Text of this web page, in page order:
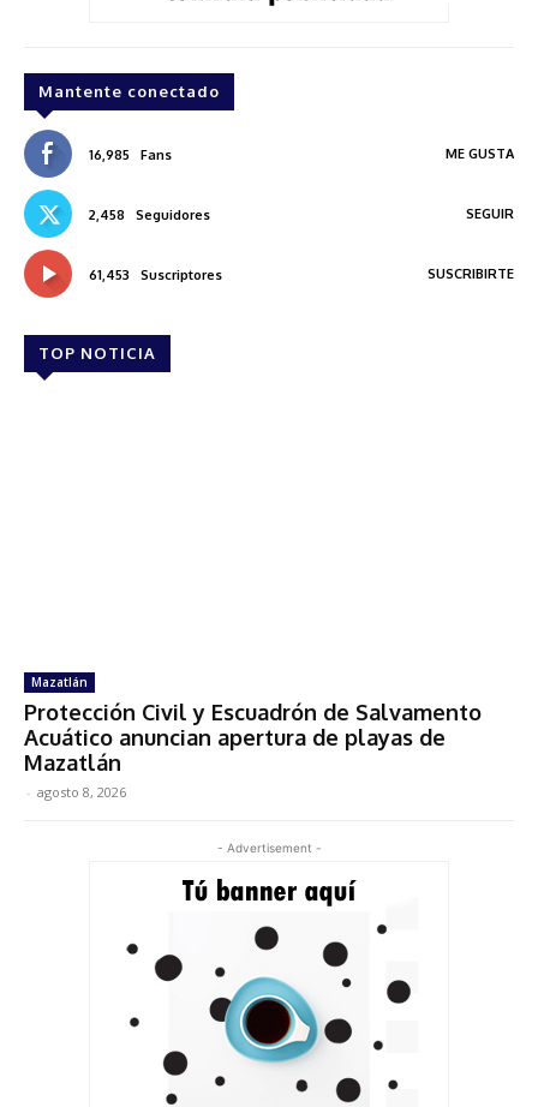
Mantente conectado
16,985 Fans ME GUSTA
2,458 Seguidores SEGUIR
61,453 Suscriptores SUSCRIBIRTE
TOP NOTICIA
Mazatlán
Protección Civil y Escuadrón de Salvamento
Acuático anuncian apertura de playas de
Mazatlán
- agosto 8, 2026
- Advertisement -